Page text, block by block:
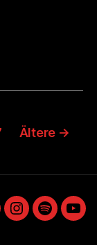
Ältere →
Instagram
Spotify